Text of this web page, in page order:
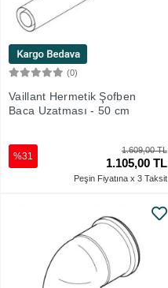
(0)
Vaillant Hermetik Şofben
Baca Uzatması - 50 cm
1.609,00 TL
1.105,00 TL
%31
Peşin Fiyatına x 3 Taksit